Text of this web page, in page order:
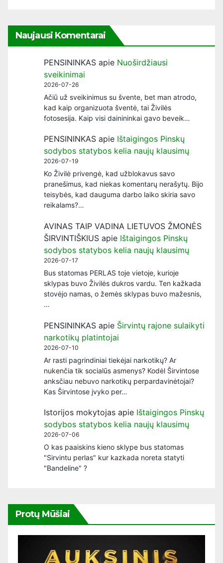
Naujausi Komentarai
PENSININKAS apie Nuoširdžiausi
sveikinimai
2026-07-26
Ačiū už sveikinimus su švente, bet man atrodo,
kad kaip organizuota šventė, tai Živilės
fotosesija. Kaip visi dainininkai gavo beveik…
PENSININKAS apie Ištaigingos Pinskų
sodybos statybos kelia naujų klausimų
2026-07-19
Ko Živilė privengė, kad užblokavus savo
pranešimus, kad niekas komentarų nerašytų. Bijo
teisybės, kad dauguma darbo laiko skiria savo
reikalams?…
AVINAS TAIP VADINA LIETUVOS ŽMONĖS
ŠIRVINTIŠKIUS apie Ištaigingos Pinskų
sodybos statybos kelia naujų klausimų
2026-07-17
Bus statomas PERLAS toje vietoje, kurioje
sklypas buvo Živilės dukros vardu. Ten kažkada
stovėjo namas, o žemės sklypas buvo mažesnis,
…
PENSININKAS apie Širvintų rajone sulaikyti
narkotikų platintojai
2026-07-10
Ar rasti pagrindiniai tiekėjai narkotikų? Ar
nukenčia tik socialūs asmenys? Kodėl Širvintose
anksčiau nebuvo narkotikų perpardavinėtojai?
Kas Širvintose įvyko per…
Istorijos mokytojas apie Ištaigingos Pinskų
sodybos statybos kelia naujų klausimų
2026-07-06
O kas paaiskins kieno sklype bus statomas
"Sirvintu perlas" kur kazkada noreta statyti
"Bandeline" ?
Protų Mūšiai